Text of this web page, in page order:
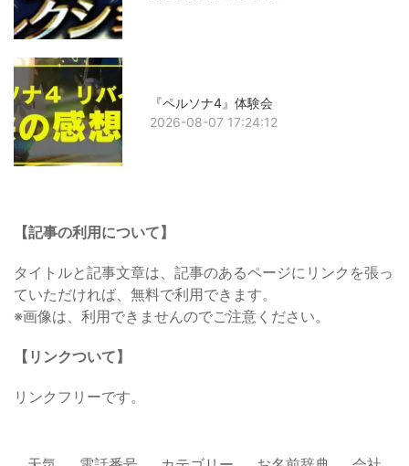
『ペルソナ4』体験会
2026-08-07 17:24:12
【記事の利用について】
タイトルと記事文章は、記事のあるページにリンクを張っ
ていただければ、無料で利用できます。
※画像は、利用できませんのでご注意ください。
【リンクついて】
リンクフリーです。